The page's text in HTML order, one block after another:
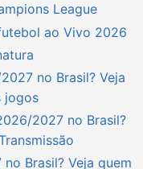
League
ao Vivo 2026
no Brasil? Veja
jogos
2027 no Brasil?
Brasil? Veja quem